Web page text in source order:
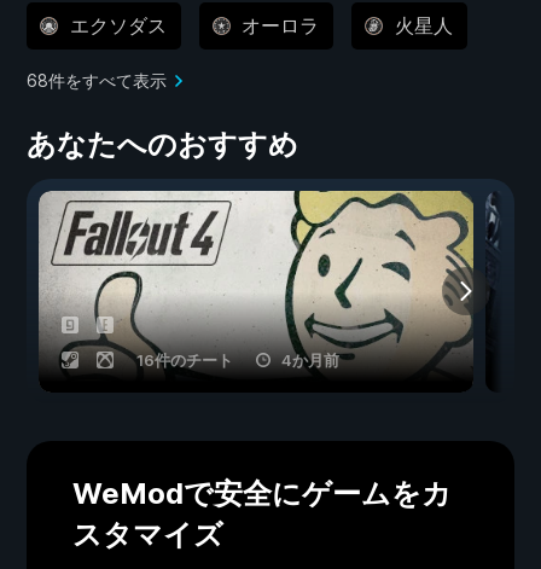
エクソダス オーロラ 火星人
68件をすべて表示
あなたへのおすすめ
16件のチート 4か月前
WeModで安全にゲームをカ
スタマイズ